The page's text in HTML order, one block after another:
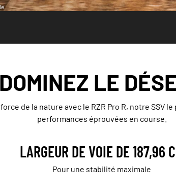
DOMINEZ LE
de la nature avec le RZR Pro R, notre SSV
performances éprouvées en course.
LARGEUR DE VOIE DE 187,96
Pour une stabilité maximale